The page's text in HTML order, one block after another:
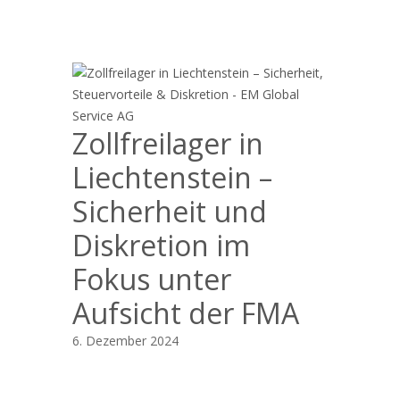
Zollfreilager in
Liechtenstein –
Sicherheit und
Diskretion im
Fokus unter
Aufsicht der FMA
6. Dezember 2024